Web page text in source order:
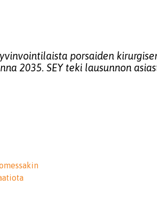
porsaiden
2035. SEY teki lausunnon